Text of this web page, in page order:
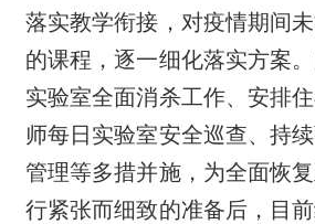
落实教学衔接，对疫情期间
的课程，逐一细化落实方案
实验室全面消杀工作、安排
师每日实验室安全巡查、持
管理等多措并施，为全面恢
行紧张而细致的准备后，目